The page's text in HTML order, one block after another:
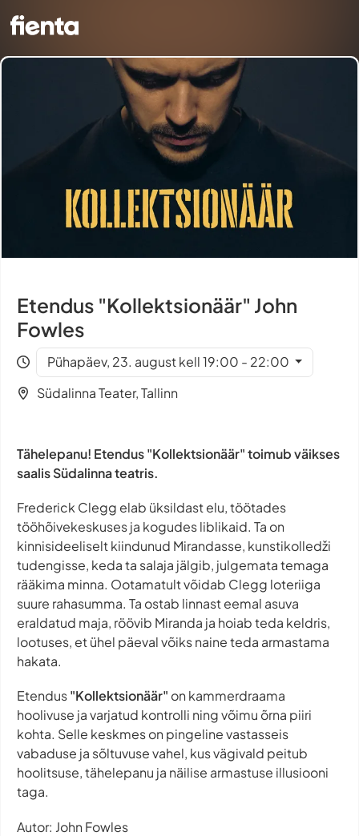
Etendus "Kollektsionäär" John
Fowles
Pühapäev, 23. august kell 19:00 - 22:00
Südalinna Teater, Tallinn
Tähelepanu! Etendus "Kollektsionäär" toimub väikses
saalis Südalinna teatris.
Frederick Clegg elab üksildast elu, töötades
tööhõivekeskuses ja kogudes liblikaid. Ta on
kinnisideeliselt kiindunud Mirandasse, kunstikolledži
tudengisse, keda ta salaja jälgib, julgemata temaga
rääkima minna. Ootamatult võidab Clegg loteriiga
suure rahasumma. Ta ostab linnast eemal asuva
eraldatud maja, röövib Miranda ja hoiab teda keldris,
lootuses, et ühel päeval võiks naine teda armastama
hakata.
Etendus"Kollektsionäär" on kammerdraama
hoolivuse ja varjatud kontrolli ning võimu õrna piiri
kohta. Selle keskmes on pingeline vastasseis
vabaduse ja sõltuvuse vahel, kus vägivald peitub
hoolitsuse, tähelepanu ja näilise armastuse illusiooni
taga.
Autor: John Fowles